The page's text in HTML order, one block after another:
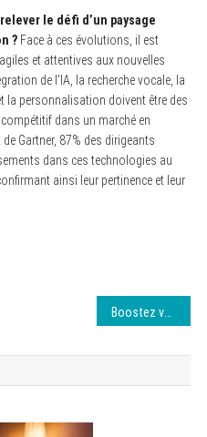
le défi d’un paysage
?Face à ces évolutions, il est
et attentives aux nouvelles
de l’IA, la recherche vocale, la
la personnalisation doivent être des
dans un marché en
Gartner, 87% des dirigeants
dans ces technologies au
ainsi leur pertinence et leur